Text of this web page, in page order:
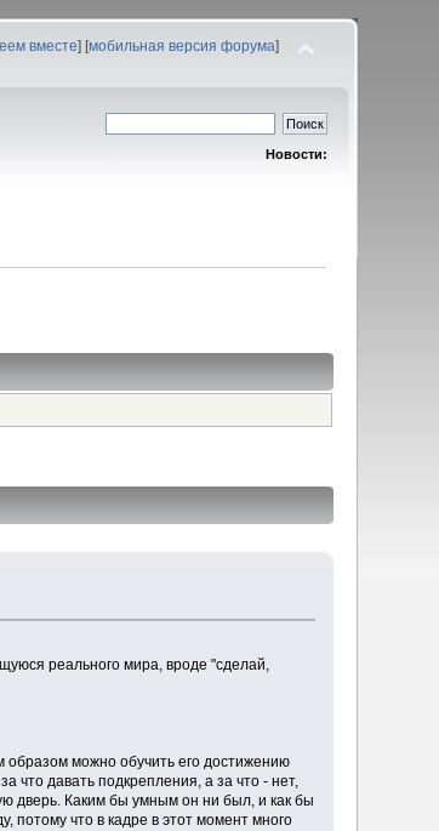
вместе] [мобильная версия форума]
Новости:
реального мира, вроде "сделай,
образом можно обучить его достижению
что давать подкрепления, а за что - нет,
дверь. Каким бы умным он ни был, и как бы
потому что в кадре в этот момент много